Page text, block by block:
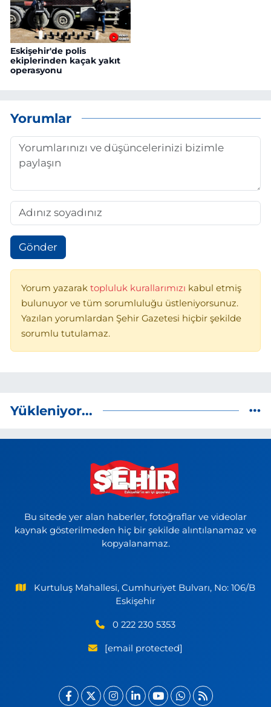
Eskişehir'de polis
ekiplerinden kaçak yakıt
operasyonu
Yorumlar
Gönder
Yorum yazarak topluluk kurallarımızı kabul etmiş
bulunuyor ve tüm sorumluluğu üstleniyorsunuz.
Yazılan yorumlardan Şehir Gazetesi hiçbir şekilde
sorumlu tutulamaz.
Yükleniyor...
Bu sitede yer alan haberler, fotoğraflar ve videolar
kaynak gösterilmeden hiç bir şekilde alıntılanamaz ve
kopyalanamaz.
Kurtuluş Mahallesi, Cumhuriyet Bulvarı, No: 106/B
Eskişehir
0 222 230 5353
[email protected]